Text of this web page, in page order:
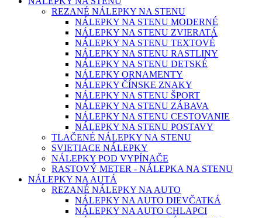
REZANÉ NÁLEPKY NA STENU
NÁLEPKY NA STENU MODERNÉ
NÁLEPKY NA STENU ZVIERATÁ
NÁLEPKY NA STENU TEXTOVÉ
NÁLEPKY NA STENU RASTLINY
NÁLEPKY NA STENU DETSKÉ
NÁLEPKY ORNAMENTY
NÁLEPKY ČÍNSKE ZNAKY
NÁLEPKY NA STENU ŠPORT
NÁLEPKY NA STENU ZÁBAVA
NÁLEPKY NA STENU CESTOVANIE
NÁLEPKY NA STENU POSTAVY
TLAČENÉ NÁLEPKY NA STENU
SVIETIACE NÁLEPKY
NÁLEPKY POD VYPÍNAČE
RASTOVÝ METER - NÁLEPKA NA STENU
NÁLEPKY NA AUTÁ
REZANÉ NÁLEPKY NA AUTO
NÁLEPKY NA AUTO DIEVČATKÁ
NÁLEPKY NA AUTO CHLAPCI